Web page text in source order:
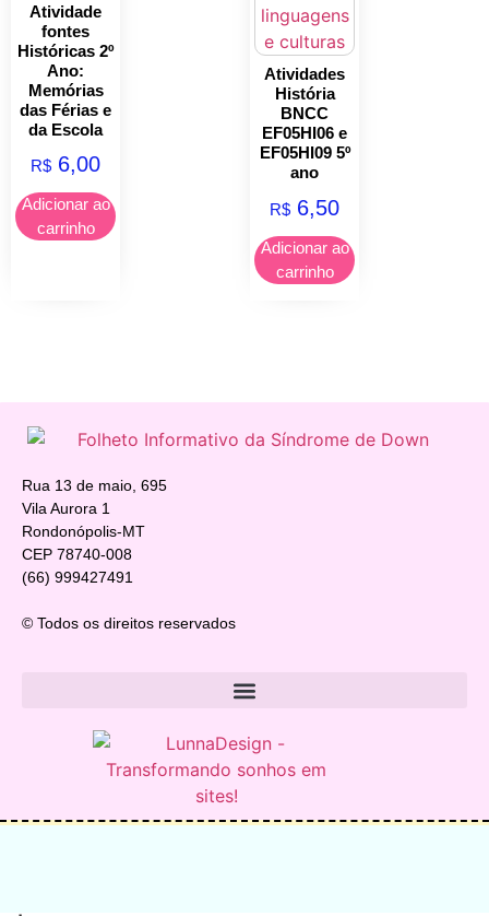
Atividade
fontes
Históricas 2º
Ano:
Memórias
das Férias e
da Escola
R$ 6,00
Adicionar ao
carrinho
Atividades
História
BNCC
EF05HI06 e
EF05HI09 5º
ano
R$ 6,50
Adicionar ao
carrinho
Rua 13 de maio, 695
Vila Aurora 1
Rondonópolis-MT
CEP 78740-008
(66) 999427491
© Todos os direitos reservados